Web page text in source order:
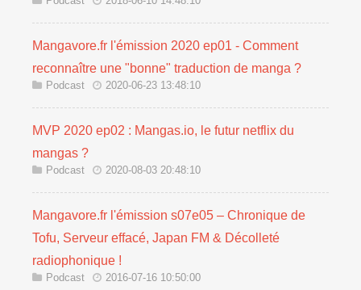
Mangavore.fr l'émission 2020 ep01 - Comment
reconnaître une "bonne" traduction de manga ?
Podcast 2020-06-23 13:48:10
MVP 2020 ep02 : Mangas.io, le futur netflix du
mangas ?
Podcast 2020-08-03 20:48:10
Mangavore.fr l'émission s07e05 – Chronique de
Tofu, Serveur effacé, Japan FM & Décolleté
radiophonique !
Podcast 2016-07-16 10:50:00